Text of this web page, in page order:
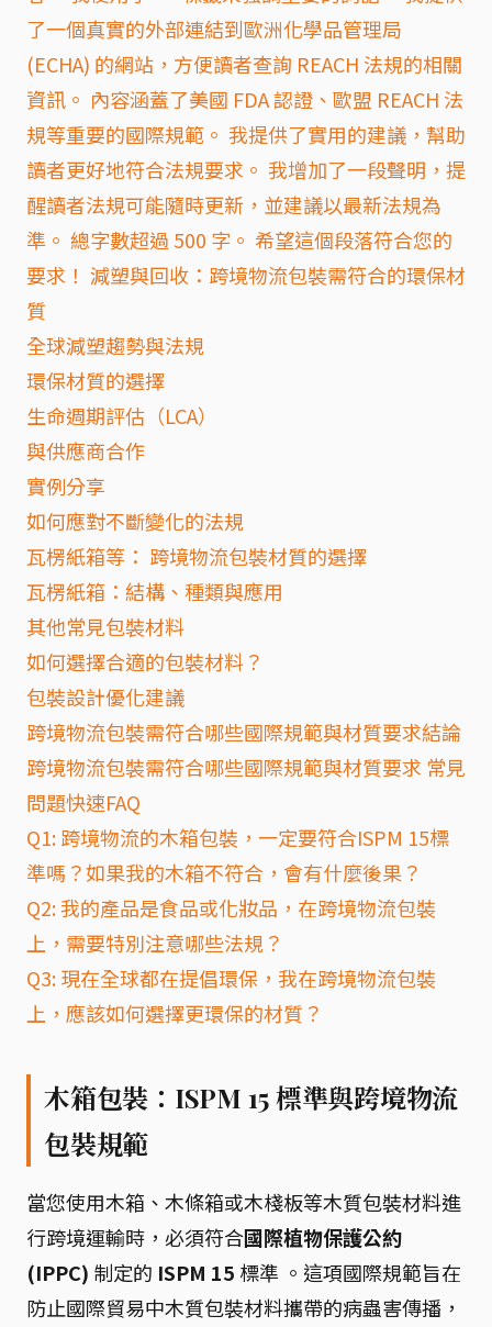
了一個真實的外部連結到歐洲化學品管理局
(ECHA) 的網站，方便讀者查詢 REACH 法規的相關
資訊。 內容涵蓋了美國 FDA 認證、歐盟 REACH 法
規等重要的國際規範。 我提供了實用的建議，幫助
讀者更好地符合法規要求。 我增加了一段聲明，提
醒讀者法規可能隨時更新，並建議以最新法規為
準。 總字數超過 500 字。 希望這個段落符合您的
要求！ 減塑與回收：跨境物流包裝需符合的環保材
質
全球減塑趨勢與法規
環保材質的選擇
生命週期評估（LCA）
與供應商合作
實例分享
如何應對不斷變化的法規
瓦楞紙箱等： 跨境物流包裝材質的選擇
瓦楞紙箱：結構、種類與應用
其他常見包裝材料
如何選擇合適的包裝材料？
包裝設計優化建議
跨境物流包裝需符合哪些國際規範與材質要求結論
跨境物流包裝需符合哪些國際規範與材質要求 常見
問題快速FAQ
Q1: 跨境物流的木箱包裝，一定要符合ISPM 15標
準嗎？如果我的木箱不符合，會有什麼後果？
Q2: 我的產品是食品或化妝品，在跨境物流包裝
上，需要特別注意哪些法規？
Q3: 現在全球都在提倡環保，我在跨境物流包裝
上，應該如何選擇更環保的材質？
木箱包裝：ISPM 15 標準與跨境物流
包裝規範
當您使用木箱、木條箱或木棧板等木質包裝材料進
行跨境運輸時，必須符合國際植物保護公約
(IPPC) 制定的 ISPM 15 標準 。這項國際規範旨在
防止國際貿易中木質包裝材料攜帶的病蟲害傳播，